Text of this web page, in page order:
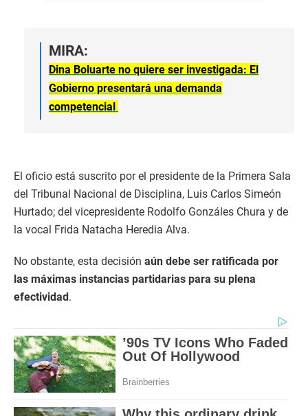
MIRA:
Dina Boluarte no quiere ser investigada: El
Gobierno presentará una demanda
competencial
El oficio está suscrito por el presidente de la Primera Sala
del Tribunal Nacional de Disciplina, Luis Carlos Simeón
Hurtado; del vicepresidente Rodolfo Gonzáles Chura y de
la vocal Frida Natacha Heredia Alva.
No obstante, esta decisión aún debe ser ratificada por
las máximas instancias partidarias para su plena
efectividad .